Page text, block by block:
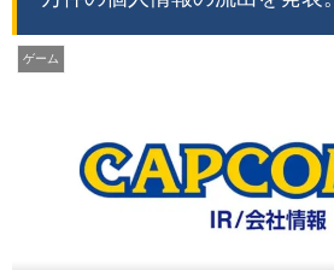
ゲーム